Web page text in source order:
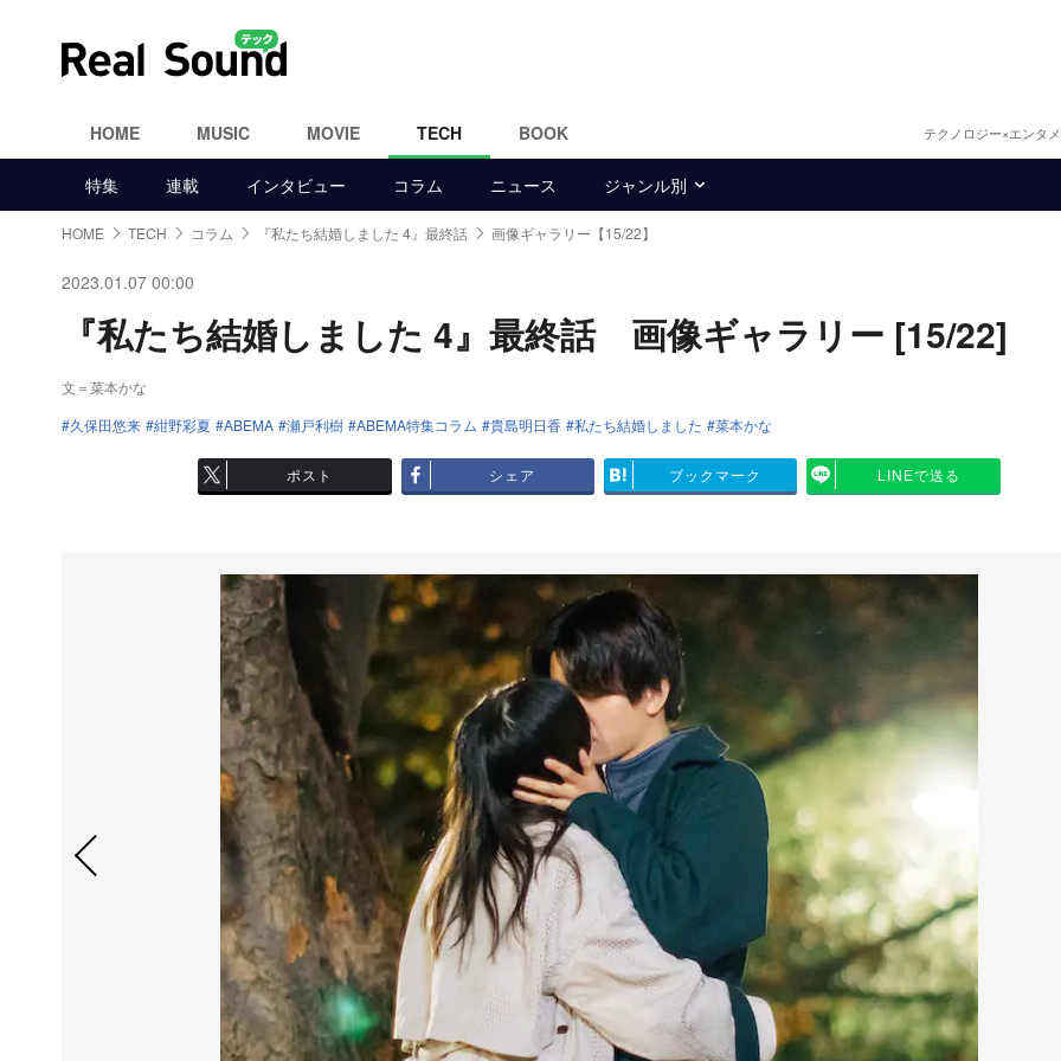
HOME MUSIC MOVIE TECH BOOK テクノロジー×エンタ
特集 連載 インタビュー コラム ニュース ジャンル別
HOME TECH コラム 『私たち結婚しました 4』最終話 画像ギャラリー【15/22】
2023.01.07 00:00
『私たち結婚しました 4』最終話 画像ギャラリー [15/22]
文＝菜本かな
久保田悠来
紺野彩夏 ABEMA 瀬戸利樹 ABEMA特集コラム 貴島明日香 私たち結婚しました 菜本かな
ポスト シェア ブックマーク LINEで送る